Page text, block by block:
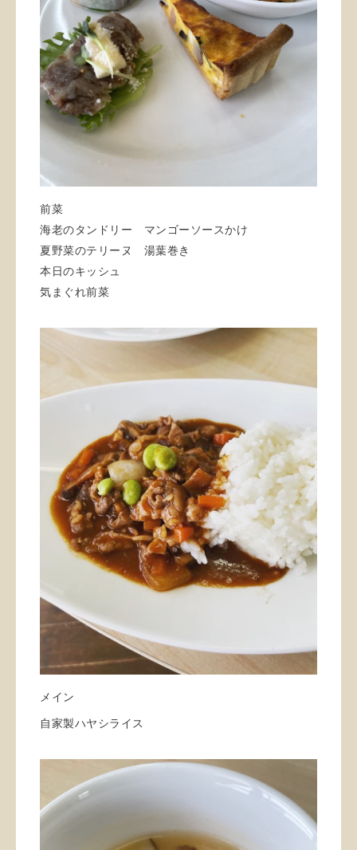
前菜
海老のタンドリー マンゴーソースかけ
夏野菜のテリーヌ 湯葉巻き
本日のキッシュ
気まぐれ前菜
メイン
自家製ハヤシライス